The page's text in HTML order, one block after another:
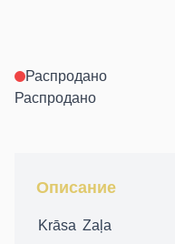
Распродано
Распродано
Описание
Krāsa Zaļa